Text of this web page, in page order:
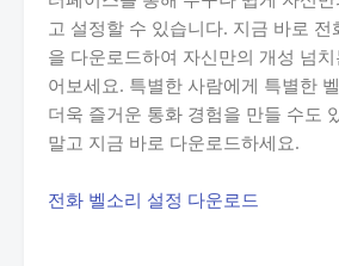
고 설정할 수 있습니다. 지금 바로 전
을 다운로드하여 자신만의 개성 넘
어보세요. 특별한 사람에게 특별한
더욱 즐거운 통화 경험을 만들 수도
말고 지금 바로 다운로드하세요.
전화 벨소리 설정 다운로드